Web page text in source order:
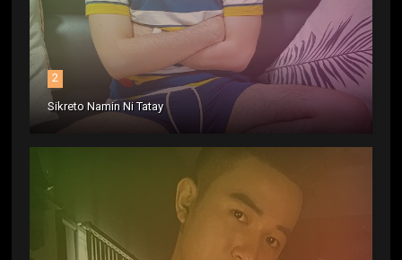
2
Sikreto Namin Ni Tatay